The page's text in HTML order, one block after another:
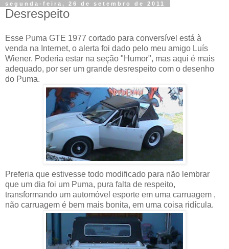
segunda-feira, 26 de setembro de 2011
Desrespeito
Esse Puma GTE 1977 cortado para conversível está à
venda na Internet, o alerta foi dado pelo meu amigo Luís
Wiener. Poderia estar na seção "Humor", mas aqui é mais
adequado, por ser um grande desrespeito com o desenho
do Puma.
Preferia que estivesse todo modificado para não lembrar
que um dia foi um Puma, pura falta de respeito,
transformando um automóvel esporte em uma carruagem ,
não carruagem é bem mais bonita, em uma coisa ridícula.